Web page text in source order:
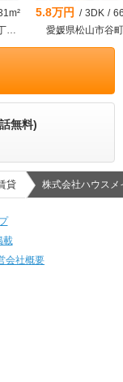
愛媛県松山市木屋町2丁目3-3
5.8万円 / 3DK /
愛媛県松山市谷
無料)
貸 株式会社ハウス
載
会社概要